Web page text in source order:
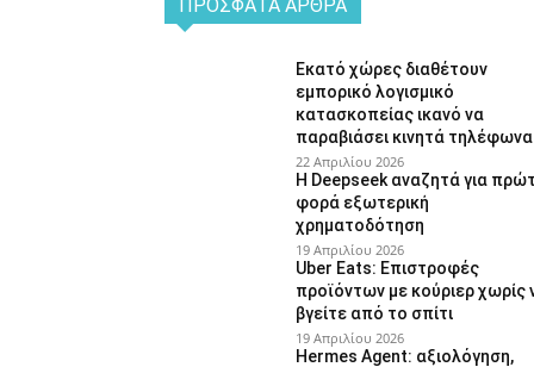
ΠΡΌΣΦΑΤΑ ΆΡΘΡΑ
Εκατό χώρες διαθέτουν
εμπορικό λογισμικό
κατασκοπείας ικανό να
παραβιάσει κινητά τηλέφωνα
22 Απριλίου 2026
Η Deepseek αναζητά για
φορά εξωτερική
χρηματοδότηση
19 Απριλίου 2026
Uber Eats: Επιστροφές
προϊόντων με κούριερ χωρίς
βγείτε από το σπίτι
19 Απριλίου 2026
Hermes Agent: αξιολόγηση,